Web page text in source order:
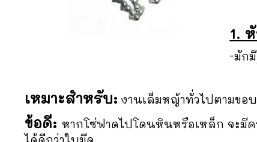
1.
-มัก
เหมาะสำหรับ: งานเล็มหญ้าทั่วไปตามข
ข้อดี: หากโซ่ฟาดไปโดนหินหรือเหล็ก จะมี